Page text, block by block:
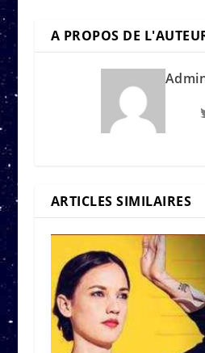
A PROPOS DE
ARTICLES SIMILAIRES